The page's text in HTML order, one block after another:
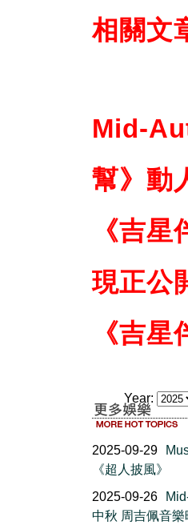
相關文
Mid-
幫》動
《吉
現正公
《吉
Year:
2025-09-29
《超人披風》
2025-09-26
中秋 周吉佩音